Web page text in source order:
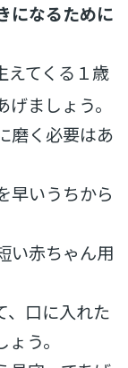
になるために
えてくる１歳
ましょう。
磨く必要はあ
早いうちから
い赤ちゃん用
、口に入れた
う。